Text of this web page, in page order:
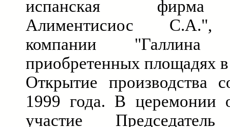
испанская фирма
Алиментисиос С.А.",
компании
приобретенных площадях в
Открытие производства
1999 года. В церемонии
участие Председатель